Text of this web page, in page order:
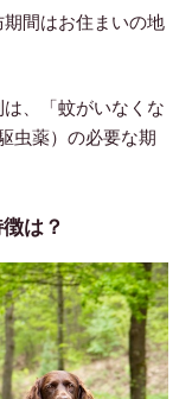
間はお住まいの地
、「蚊がいなくな
虫薬）の必要な期
は？